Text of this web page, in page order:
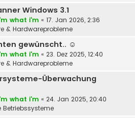
Windows 3.1
what i'm « 17. Jan 2026, 2:36
& Hardwareprobleme
gewünscht.. ☺️
what i'm « 23. Dez 2025, 12:40
& Hardwareprobleme
Überwachung
what i'm « 24. Jan 2025, 20:40
Betriebssysteme